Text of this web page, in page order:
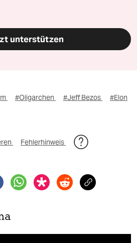
unterstützen
#Oligarchen #Jeff Bezos
#Elon
Fehlerhinweis